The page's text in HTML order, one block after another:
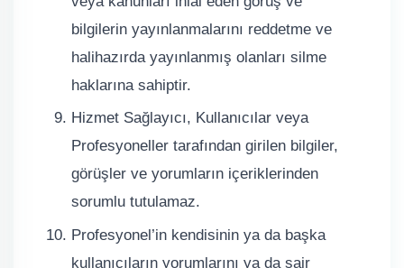
bilgilerin yayınlanmalarını reddetme ve
halihazırda yayınlanmış olanları silme
haklarına sahiptir.
Hizmet Sağlayıcı, Kullanıcılar veya
Profesyoneller tarafından girilen bilgiler,
görüşler ve yorumların içeriklerinden
sorumlu tutulamaz.
Profesyonel’in kendisinin ya da başka
kullanıcıların yorumlarını ya da sair